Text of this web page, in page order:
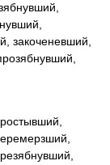
закоченевший,